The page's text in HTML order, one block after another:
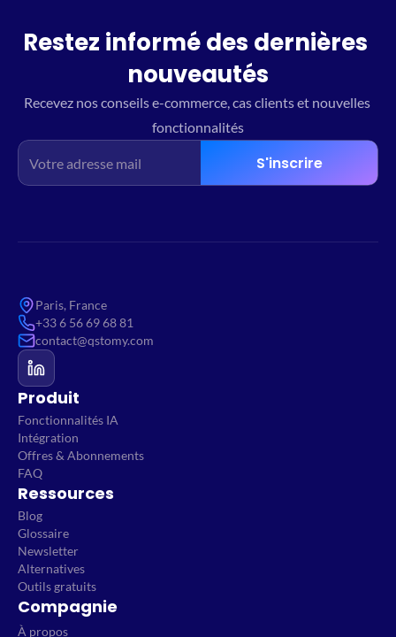
Restez informé des dernières
nouveautés
Recevez nos conseils e-commerce, cas clients et nouvelles
fonctionnalités
S'inscrire
Paris, France
+33 6 56 69 68 81
contact@qstomy.com
Produit
Fonctionnalités IA
Intégration
Offres & Abonnements
FAQ
Ressources
Blog
Glossaire
Newsletter
Alternatives
Outils gratuits
Compagnie
À propos